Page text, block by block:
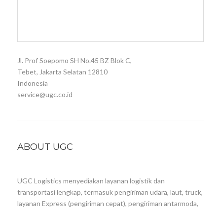
Jl. Prof Soepomo SH No.45 BZ Blok C,
Tebet, Jakarta Selatan 12810
Indonesia
service@ugc.co.id
ABOUT UGC
UGC Logistics menyediakan layanan logistik dan
transportasi lengkap, termasuk pengiriman udara, laut, truck,
layanan Express (pengiriman cepat), pengiriman antarmoda,